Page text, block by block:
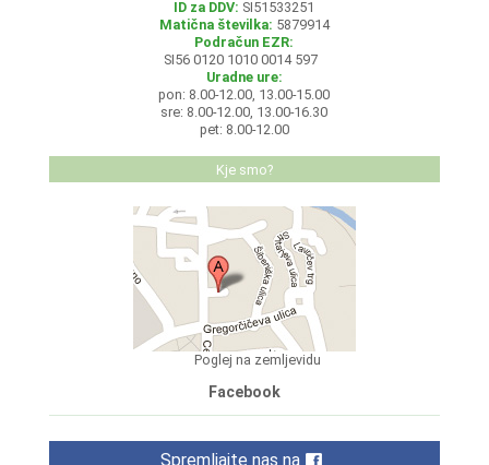
ID za DDV: SI51533251
Matična številka: 5879914
Podračun EZR:
SI56 0120 1010 0014 597
Uradne ure:
pon: 8.00-12.00, 13.00-15.00
sre: 8.00-12.00, 13.00-16.30
pet: 8.00-12.00
Kje smo?
Poglej na zemljevidu
Facebook
Spremljajte nas na